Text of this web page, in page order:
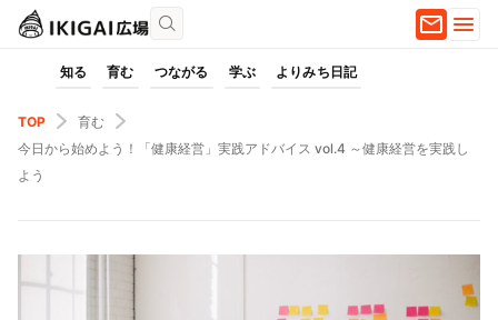
知る 育む つながる 学ぶ よりみち日記
TOP
育む
今日から始めよう！「健康経営」実践アドバイス vol.4 ～健康経営を実践し
よう